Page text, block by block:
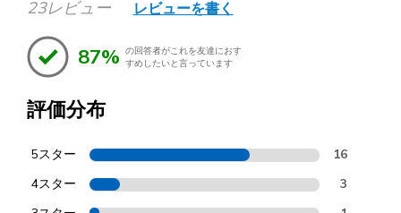
23レビュー レビューを書く
87% の回答者がこれを友達におす
すめしたいと言っています
評価分布
5スター 16
4スター 3